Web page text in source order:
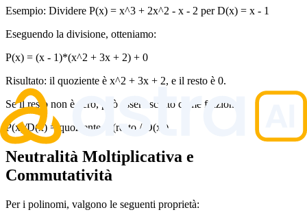
Esempio: Dividere P(x) = x^3 + 2x^2 - x - 2 per D(x) = x - 1
Eseguendo la divisione, otteniamo:
P(x) = (x - 1)*(x^2 + 3x + 2) + 0
Risultato: il quoziente è x^2 + 3x + 2, e il resto è 0.
Se il resto non è zero, può essere scritto come frazione:
P(x)/D(x) = quoziente + (resto / D(x))
Neutralità Moltiplicativa e
Commutatività
Per i polinomi, valgono le seguenti proprietà: